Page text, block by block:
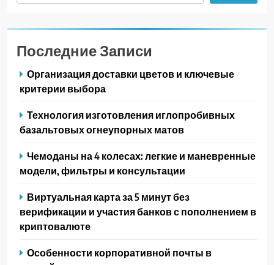
Последние Записи
Организация доставки цветов и ключевые
критерии выбора
Технология изготовления иглопробивных
базальтовых огнеупорных матов
Чемоданы на 4 колесах: легкие и маневренные
модели, фильтры и консультации
Виртуальная карта за 5 минут без
верификации и участия банков с пополнением в
криптовалюте
Особенности корпоративной почты в